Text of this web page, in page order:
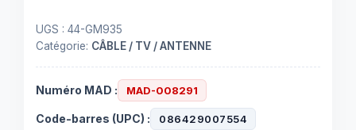
UGS : 44-GM935
Catégorie: CÂBLE / TV / ANTENNE
Numéro MAD : MAD-008291
Code-barres (UPC) : 086429007554